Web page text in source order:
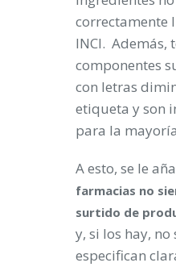
correctamente
INCI. Además,
componentes
con letras
etiqueta y son
para la
A esto, se le
farmacias no
surtido de
y, si los hay,
especifican